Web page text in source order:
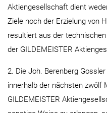
Aktiengesellschaft dient
Ziele noch der Erzielung von
resultiert aus der
der GILDEMEISTER
2. Die Joh. Berenberg
innerhalb der nächsten zwölf
GILDEMEISTER